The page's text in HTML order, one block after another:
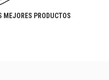
MEJORES PRODUCTOS